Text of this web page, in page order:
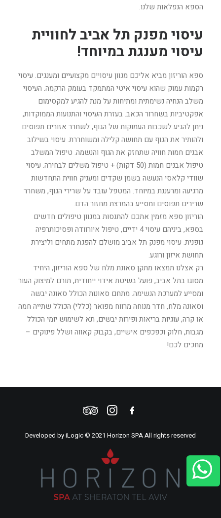
הספא הנפלאות שלנו.
עיסוי מפנק תל אביב לחוויית
עיסוי מענגת במיוחד!
ספא הוריזון מביא אליכם מגוון עיסויים מקצועיים ומענגים. עיסוי
רקמות עמוק שהוא עיסוי איטי המתמקד בעומק הרקמה. העיסוי
משלב הנחיה נשימתית ומתיחות על מנת להגיע למקסימום
אפקטיביות בשחרור הכאב. בעזרת העיסוי והתנועות הממוקדות,
ניתן להגיע לשכבות העמוקות של הגוף, לשחרר אזורים תפוסים
ולהותיר את הגוף עם תחושה קלילה ומשוחררת. עיסוי בשילוב
אבנים חמות חוויה שתחזק את הגוף והנשמה. טיפול המשלב
טיפול אבנים חמות (50 דקות) + טיפול משלים לבחירה. עיסוי
שוודי קלאסי הנעשה בשמן שקדים ומעניק חווית התחדשות
מרגיעה ומרעננת במיוחד. המטפל עובד על שרירי הגוף, משחרר
שרירים תפוסים ומסייע בהמרצת מחזור הדם.
הוריזון ספא מזמין אתכם להתנסות במגוון טיפולים חדשים
בספא, ביניהם עיסוי 4 ידיים, טיפול איורוודה ופסיכותרפיה
גופנית. עיסוי מפנק תל אביב מושלם להפגת מתחים וליצירת
תחושת איזון ורוגע.
רק אצלנו תמצאו מתקן סאונת מלח של ספא הוריזון, היחיד
מסוגו בתל אביב, פועל בשיטת אידוי ייחודית, תורם למיצוק העור
ומסייע למערכת הנשימה. מתחם סאונות הכולל סאונה יבשה
וסאונה מלח, חדר מנוחה מרווח מפואר (כללי) הכולל שתייה חמה
או קרה, עוגיות בריאות ופירות יבשים, תא לשימוש יומי הכולל
מגבות, חלוק וכפכפים אישיים, בקבוק קאווה ושלל פינוקים –
מחכים לכם!
Developed byiLogic© 2021 Horizon SPA All rights reserved